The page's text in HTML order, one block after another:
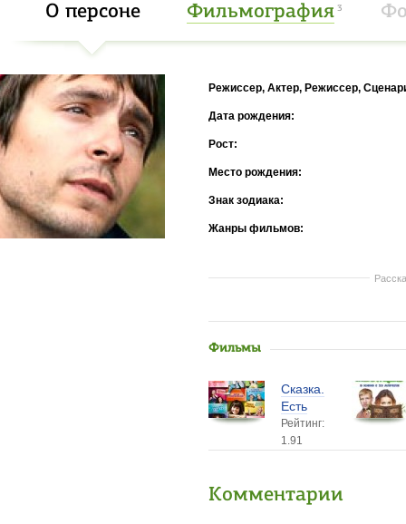
О персоне Фильмография 3
Режиссер, Актер, Режиссер,
Дата рождения:
Рост:
Место рождения:
Знак зодиака:
Жанры фильмов:
Фильмы
Сказка.
Есть
Рейтинг:
1.91
Комментарии